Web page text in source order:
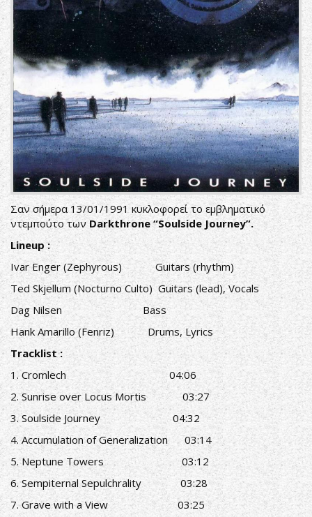
Σαν σήμερα 13/01/1991 κυκλοφορεί το εμβληματικό
ντεμπούτο των Darkthrone “Soulside Journey”.
Lineup :
Ivar Enger (Zephyrous) Guitars (rhythm)
Ted Skjellum (Nocturno Culto) Guitars (lead), Vocals
Dag Nilsen Bass
Hank Amarillo (Fenriz) Drums, Lyrics
Tracklist :
1. Cromlech 04:06
2. Sunrise over Locus Mortis 03:27
3. Soulside Journey 04:32
4. Accumulation of Generalization 03:14
5. Neptune Towers 03:12
6. Sempiternal Sepulchrality 03:28
7. Grave with a View 03:25